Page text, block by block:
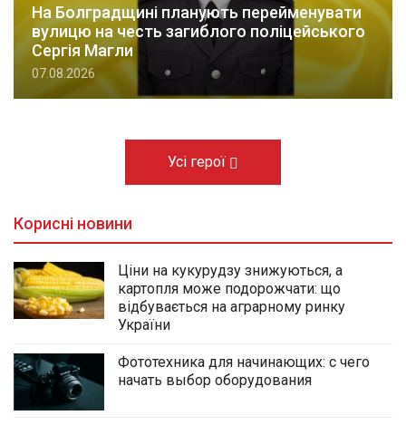
На Болградщині планують перейменувати
вулицю на честь загиблого поліцейського
Сергія Магли
07.08.2026
Усі герої
Корисні новини
Ціни на кукурудзу знижуються, а
картопля може подорожчати: що
відбувається на аграрному ринку
України
Фототехника для начинающих: с чего
начать выбор оборудования